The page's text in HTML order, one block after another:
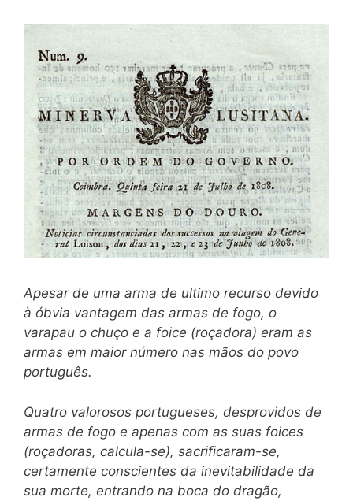
Apesar de uma arma de ultimo recurso devido
à óbvia vantagem das armas de fogo, o
varapau o chuço e a foice (roçadora) eram as
armas em maior número nas mãos do povo
português.
Quatro valorosos portugueses, desprovidos de
armas de fogo e apenas com as suas foices
(roçadoras, calcula-se), sacrificaram-se,
certamente conscientes da inevitabilidade da
sua morte, entrando na boca do dragão,